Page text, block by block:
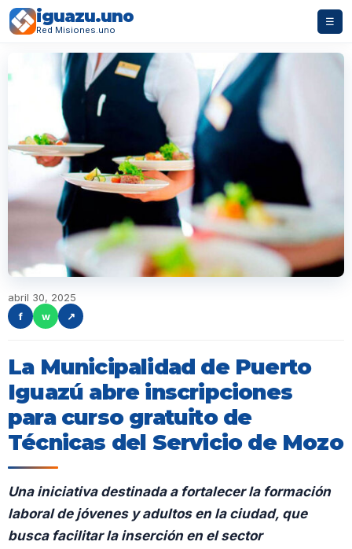
iguazu.uno
Red Misiones.uno
☰
abril 30, 2025
f
w ↗
La Municipalidad de Puerto
Iguazú abre inscripciones
para curso gratuito de
Técnicas del Servicio de Mozo
Una iniciativa destinada a fortalecer la formación
laboral de jóvenes y adultos en la ciudad, que
busca facilitar la inserción en el sector